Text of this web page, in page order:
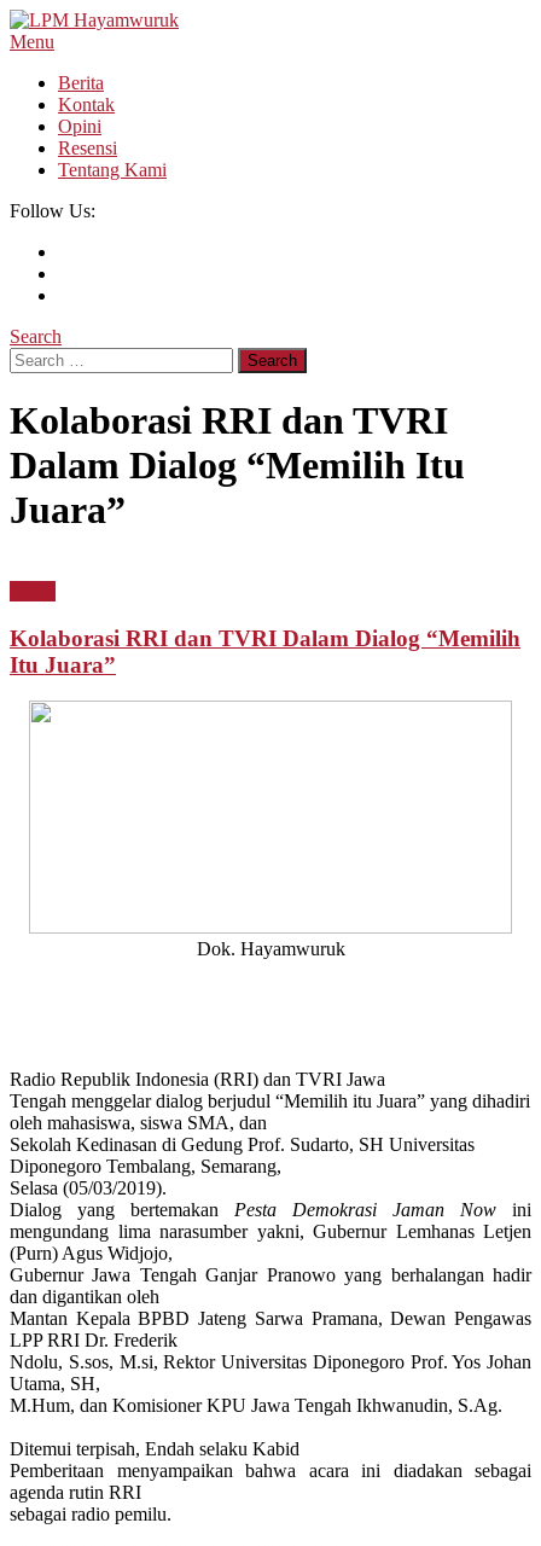
Skip
To
Menu
Berita
Kontak
Opini
Resensi
Tentang Kami
Follow Us:
Search
Search
for:
Kolaborasi RRI dan TVRI
Dalam Dialog “Memilih Itu
Juara”
Kolaborasi RRI dan TVRI Dalam Dialog “Memilih
Itu Juara”
Dok. Hayamwuruk
Radio Republik Indonesia (RRI) dan TVRI Jawa
Tengah menggelardialog berjudul “Memilih itu Juara” yang dihadiri
oleh mahasiswa, siswa SMA, dan
Sekolah Kedinasan di Gedung Prof. Sudarto, SH Universitas
Diponegoro Tembalang, Semarang,
Selasa (05/03/2019).
Dialog yang bertemakan Pesta Demokrasi Jaman Now ini
mengundang lima narasumber yakni, Gubernur Lemhanas Letjen
(Purn) Agus Widjojo,
Gubernur Jawa Tengah Ganjar Pranowo yang berhalangan hadir
dan digantikan oleh
Mantan Kepala BPBD Jateng Sarwa Pramana, Dewan Pengawas
LPP RRI Dr. Frederik
Ndolu, S.sos, M.si, Rektor Universitas Diponegoro Prof. Yos Johan
Utama, SH,
M.Hum, dan Komisioner KPU Jawa Tengah Ikhwanudin, S.Ag.
Ditemui terpisah, Endah selaku Kabid
Pemberitaan menyampaikan bahwa acara ini diadakan sebagai
agenda rutin RRI
sebagai radio pemilu.